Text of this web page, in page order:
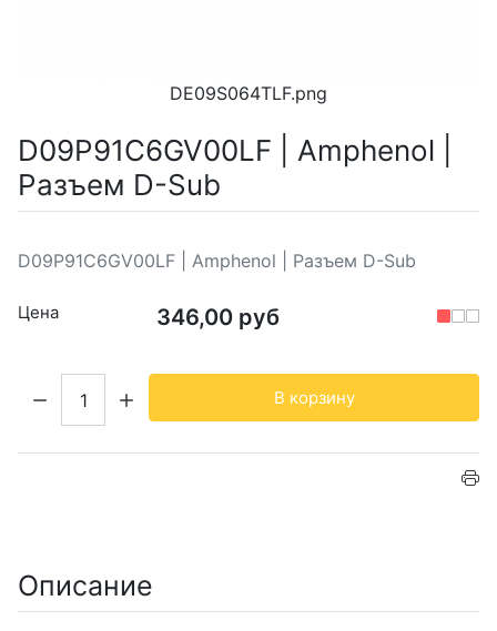
DE09S064TLF.png
D09P91C6GV00LF | Amphenol |
Разъем D-Sub
D09P91C6GV00LF | Amphenol | Разъем D-Sub
Цена 346,00 руб
В корзину
Описание